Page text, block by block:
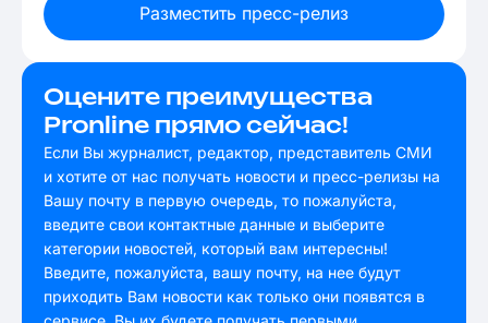
Разместить пресс-релиз
Оцените преимущества
Pronline прямо сейчас!
Если Вы журналист, редактор, представитель СМИ
и хотите от нас получать новости и пресс-релизы на
Вашу почту в первую очередь, то пожалуйста,
введите свои контактные данные и выберите
категории новостей, который вам интересны!
Введите, пожалуйста, вашу почту, на нее будут
приходить Вам новости как только они появятся в